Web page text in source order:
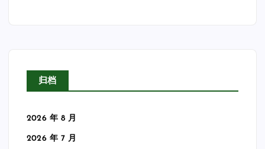
归档
2026 年 8 月
2026 年 7 月